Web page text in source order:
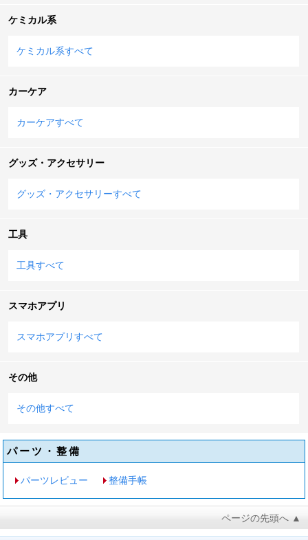
ケミカル系
ケミカル系すべて
カーケア
カーケアすべて
グッズ・アクセサリー
グッズ・アクセサリーすべて
工具
工具すべて
スマホアプリ
スマホアプリすべて
その他
その他すべて
パーツ・整備
パーツレビュー 整備手帳
ページの先頭へ ▲